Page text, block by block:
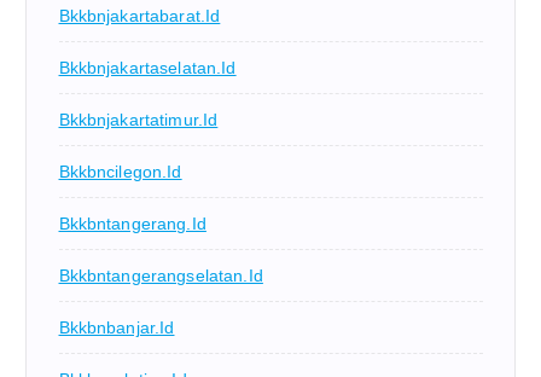
Bkkbnjakartabarat.id
Bkkbnjakartaselatan.id
Bkkbnjakartatimur.id
Bkkbncilegon.id
Bkkbntangerang.id
Bkkbntangerangselatan.id
Bkkbnbanjar.id